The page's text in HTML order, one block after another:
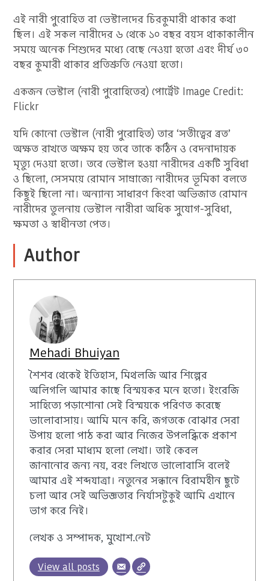
এই নারী পুরোহিত বা ভেস্টালদের চিরকুমারী থাকার কথা
ছিল। এই সকল নারীদের ৬ থেকে ১০ বছর বয়স থাকাকালীন
সময়ে অনেক শিশুদের মধ্যে বেছে নেওয়া হতো এবং দীর্ঘ ৩০
বছর কুমারী থাকার প্রতিশ্রুতি নেওয়া হতো।
একজন ভেস্টাল (নারী পুরোহিতের) পোর্ট্রেট Image Credit:
Flickr
যদি কোনো ভেস্টাল (নারী পুরোহিত) তার ‘সতীত্বের ব্রত’
অক্ষত রাখতে অক্ষম হয় তবে তাকে কঠিন ও বেদনাদায়ক
মৃত্যু দেওয়া হতো। তবে ভেস্টাল হওয়া নারীদের একটি সুবিধা
ও ছিলো, সেসময়ে রোমান সাম্রাজ্যে নারীদের ভূমিকা বলতে
কিছুই ছিলো না। অন্যান্য সাধারণ কিংবা অভিজাত রোমান
নারীদের তুলনায় ভেস্টাল নারীরা অধিক সুযোগ-সুবিধা,
ক্ষমতা ও স্বাধীনতা পেত।
Author
Mehadi Bhuiyan
শৈশব থেকেই ইতিহাস, মিথলজি আর শিল্পের
অলিগলি আমার কাছে বিস্ময়কর মনে হতো। ইংরেজি
সাহিত্যে পড়াশোনা সেই বিস্ময়কে পরিণত করেছে
ভালোবাসায়। আমি মনে করি, জগতকে বোঝার সেরা
উপায় হলো পাঠ করা আর নিজের উপলব্ধিকে প্রকাশ
করার সেরা মাধ্যম হলো লেখা। তাই কেবল
জানানোর জন্য নয়, বরং লিখতে ভালোবাসি বলেই
আমার এই শব্দযাত্রা। নতুনের সন্ধানে বিরামহীন ছুটে
চলা আর সেই অভিজ্ঞতার নির্যাসটুকুই আমি এখানে
ভাগ করে নিই।
লেখক ও সম্পাদক, মুখোশ.নেট
View all posts